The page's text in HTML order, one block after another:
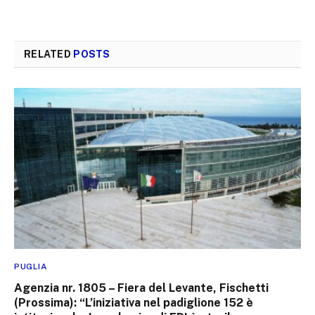
RELATED POSTS
PUGLIA
Agenzia nr. 1805 – Fiera del Levante, Fischetti
(Prossima): “L’iniziativa nel padiglione 152 è